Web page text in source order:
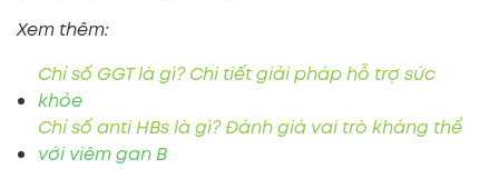
Xem thêm:
Chỉ số GGT là gì? Chi tiết giải pháp hỗ trợ sức
khỏe
Chỉ số anti HBs là gì? Đánh giá vai trò kháng thể
với viêm gan B